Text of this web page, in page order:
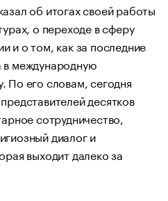
об итогах своей работы
о переходе в сферу
и о том, как за последние
международную
По его словам, сегодня
десятков
сотрудничество,
диалог и
выходит далеко за